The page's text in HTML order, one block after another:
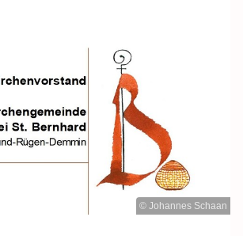
© Johannes Schaan